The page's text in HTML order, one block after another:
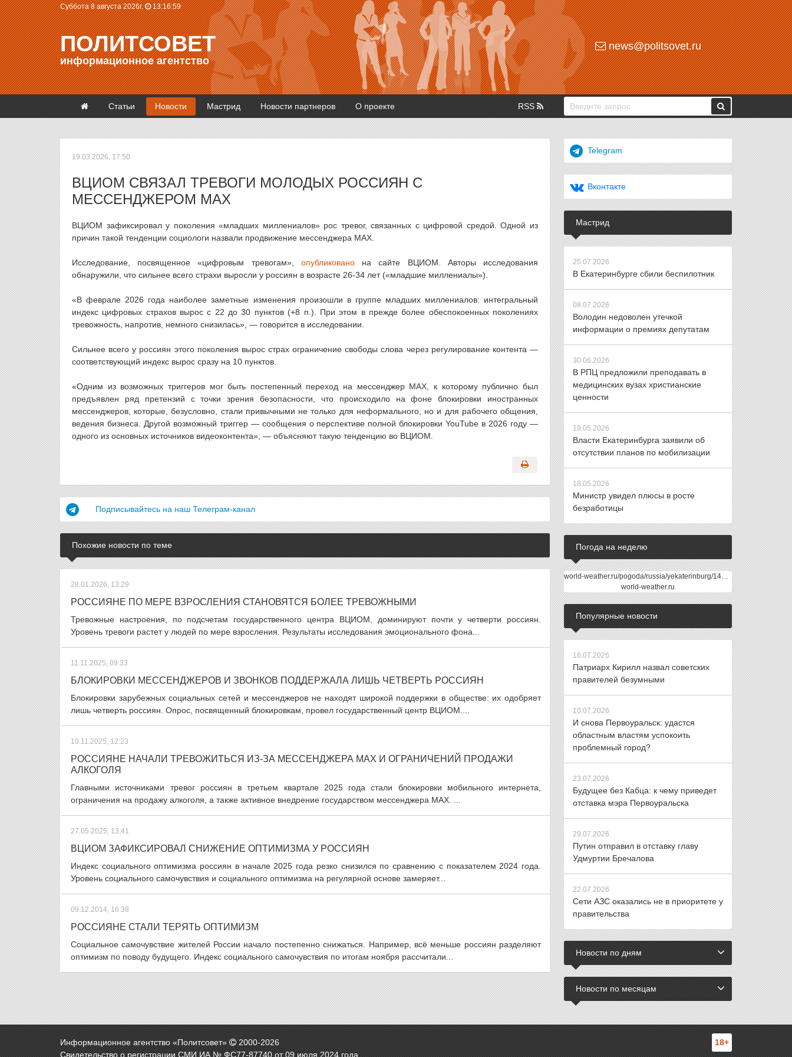
Суббота 8 августа 2026г. 13:17:00
ПОЛИТСОВЕТ
информационное агентство
news@politsovet.ru
Статьи Новости Мастрид Новости партнеров О проекте RSS
19.03.2026, 17:50
ВЦИОМ СВЯЗАЛ ТРЕВОГИ МОЛОДЫХ РОССИЯН С
МЕССЕНДЖЕРОМ MAX
ВЦИОМ зафиксировал у поколения «младших миллениалов» рос тревог, связанных с цифровой средой. Одной из
причин такой тенденции социологи назвали продвижение мессенджера MAX.
Исследование, посвященное «цифровым тревогам», опубликованона сайте ВЦИОМ. Авторы исследования
обнаружили, что сильнее всего страхи выросли у россиян в возрасте 26-34 лет («младшие миллениалы»).
«В феврале 2026 года наиболее заметные изменения произошли в группе младших миллениалов: интегральный
индекс цифровых страхов вырос с 22 до 30 пунктов (+8 п.). При этом в прежде более обеспокоенных поколениях
тревожность, напротив, немного снизилась», — говорится в исследовании.
Сильнее всего у россиян этого поколения вырос страх ограничение свободы слова через регулирование контента —
соответствующий индекс вырос сразу на 10 пунктов.
«Одним из возможных триггеров мог быть постепенный переход на мессенджер MAX, к которому публично был
предъявлен ряд претензий с точки зрения безопасности, что происходило на фоне блокировки иностранных
мессенджеров, которые, безусловно, стали привычными не только для неформального, но и для рабочего общения,
ведения бизнеса. Другой возможный триггер — сообщения о перспективе полной блокировки YouTube в 2026 году —
одного из основных источников видеоконтента», — объясняют такую тенденцию во ВЦИОМ.
Подписывайтесь на наш Телеграм-канал
Похожие новости по теме
28.01.2026, 13:29
РОССИЯНЕ ПО МЕРЕ ВЗРОСЛЕНИЯ СТАНОВЯТСЯ БОЛЕЕ ТРЕВОЖНЫМИ
Тревожные настроения, по подсчетам государственного центра ВЦИОМ, доминируют почти у четверти россиян.
Уровень тревоги растет у людей по мере взросления. Результаты исследования эмоционального фона...
11.11.2025, 09:33
БЛОКИРОВКИ МЕССЕНДЖЕРОВ И ЗВОНКОВ ПОДДЕРЖАЛА ЛИШЬ ЧЕТВЕРТЬ РОССИЯН
Блокировки зарубежных социальных сетей и мессенджеров не находят широкой поддержки в обществе: их одобряет
лишь четверть россиян. Опрос, посвященный блокировкам, провел государственный центр ВЦИОМ....
10.11.2025, 12:23
РОССИЯНЕ НАЧАЛИ ТРЕВОЖИТЬСЯ ИЗ-ЗА МЕССЕНДЖЕРА MAX И ОГРАНИЧЕНИЙ ПРОДАЖИ
АЛКОГОЛЯ
Главными источниками тревог россиян в третьем квартале 2025 года стали блокировки мобильного интернета,
ограничения на продажу алкоголя, а также активное внедрение государством мессенджера MAX. ...
27.05.2025, 13:41
ВЦИОМ ЗАФИКСИРОВАЛ СНИЖЕНИЕ ОПТИМИЗМА У РОССИЯН
Индекс социального оптимизма россиян в начале 2025 года резко снизился по сравнению с показателем 2024 года.
Уровень социального самочувствия и социального оптимизма на регулярной основе замеряет...
09.12.2014, 16:38
РОССИЯНЕ СТАЛИ ТЕРЯТЬ ОПТИМИЗМ
Социальное самочувствие жителей России начало постепенно снижаться. Например, всё меньше россиян разделяют
оптимизм по поводу будущего. Индекс социального самочувствия по итогам ноября рассчитали...
Telegram
Вконтакте
Мастрид
25.07.2026
В Екатеринбурге сбили беспилотник
08.07.2026
Володин недоволен утечкой
информации о премиях депутатам
30.06.2026
В РПЦ предложили преподавать в
медицинских вузах христианские
ценности
19.05.2026
Власти Екатеринбурга заявили об
отсутствии планов по мобилизации
18.05.2026
Министр увидел плюсы в росте
безработицы
Погода на неделю
world-weather.ru/pogoda/russia/yekaterinburg/14days/
world-weather.ru
Популярные новости
16.07.2026
Патриарх Кирилл назвал советских
правителей безумными
10.07.2026
И снова Первоуральск: удастся
областным властям успокоить
проблемный город?
23.07.2026
Будущее без Кабца: к чему приведет
отставка мэра Первоуральска
29.07.2026
Путин отправил в отставку главу
Удмуртии Бречалова
22.07.2026
Сети АЗС оказались не в приоритете у
правительства
Новости по дням
Новости по месяцам
Информационное агентство «Политсовет» 2000-2026
Свидетельство о регистрации СМИ ИА № ФС77-87740 от 09 июля 2024 года.
18+